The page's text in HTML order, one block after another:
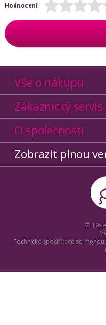
Hodnocení
Vše o nákupu
Zákaznický servis
O společnosti
Zobrazit plnou
© 1999
Technické specifikace se